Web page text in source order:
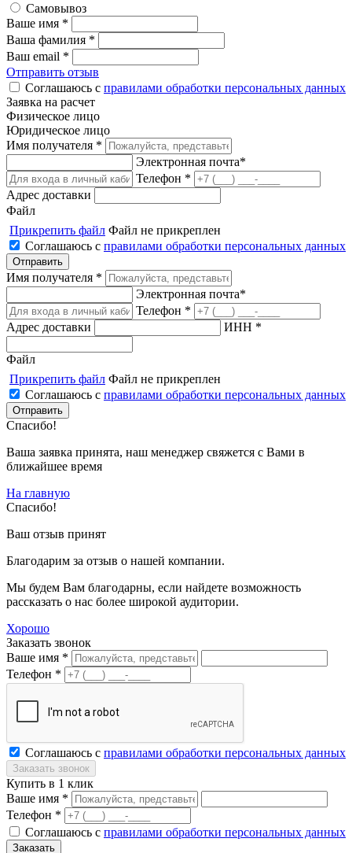
Самовывоз
Ваше имя *
Ваша фамилия *
Ваш email *
Отправить отзыв
Соглашаюсь с правилами обработки персональных данных
Заявка на расчет
Физическое лицо
Юридическое лицо
Имя получателя *
Электронная почта*
Телефон *
Адрес доставки
Файл
Прикрепить файл Файл не прикреплен
Соглашаюсь с правилами обработки персональных данных
Имя получателя *
Электронная почта*
Телефон *
Адрес доставки
ИНН *
Файл
Прикрепить файл Файл не прикреплен
Соглашаюсь с правилами обработки персональных данных
Спасибо!
Ваша заявка принята, наш менеджер свяжется с Вами в
ближайшее время
На главную
Спасибо!
Ваш отзыв принят
Благодарим за отзыв о нашей компании.
Мы будем Вам благодарны, если найдете возможность
рассказать о нас более широкой аудитории.
Хорошо
Заказать звонок
Ваше имя *
Телефон *
Соглашаюсь с правилами обработки персональных данных
Купить в 1 клик
Ваше имя *
Телефон *
Соглашаюсь с правилами обработки персональных данных